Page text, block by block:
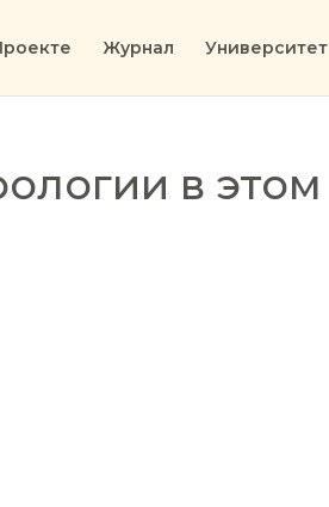
Журнал Университет
в этом